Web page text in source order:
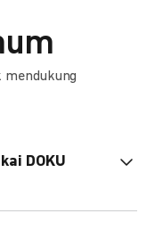
mendukung
DOKU